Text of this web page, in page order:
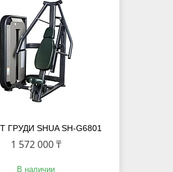
SHUA SH-G6801
1 572 000 ₸
В наличии